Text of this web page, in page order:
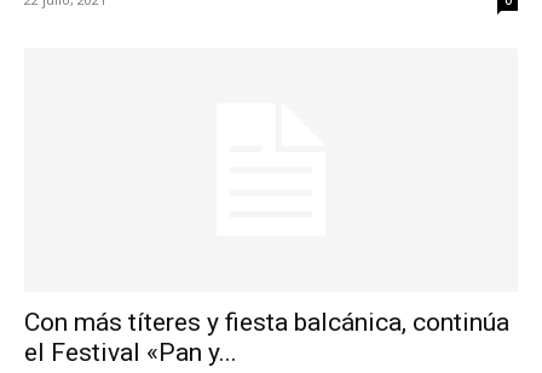
Con más títeres y fiesta balcánica, continúa
el Festival «Pan y...